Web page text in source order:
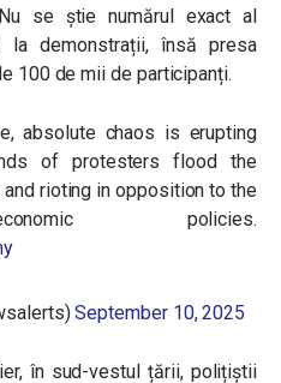
se știe numărul exact al
la demonstrații, însă presa
100 de mii de participanți.
absolute chaos is erupting
of protesters flood the
rioting in opposition to the
policies.
September 10, 2025
în sud-vestul țării, polițiștii